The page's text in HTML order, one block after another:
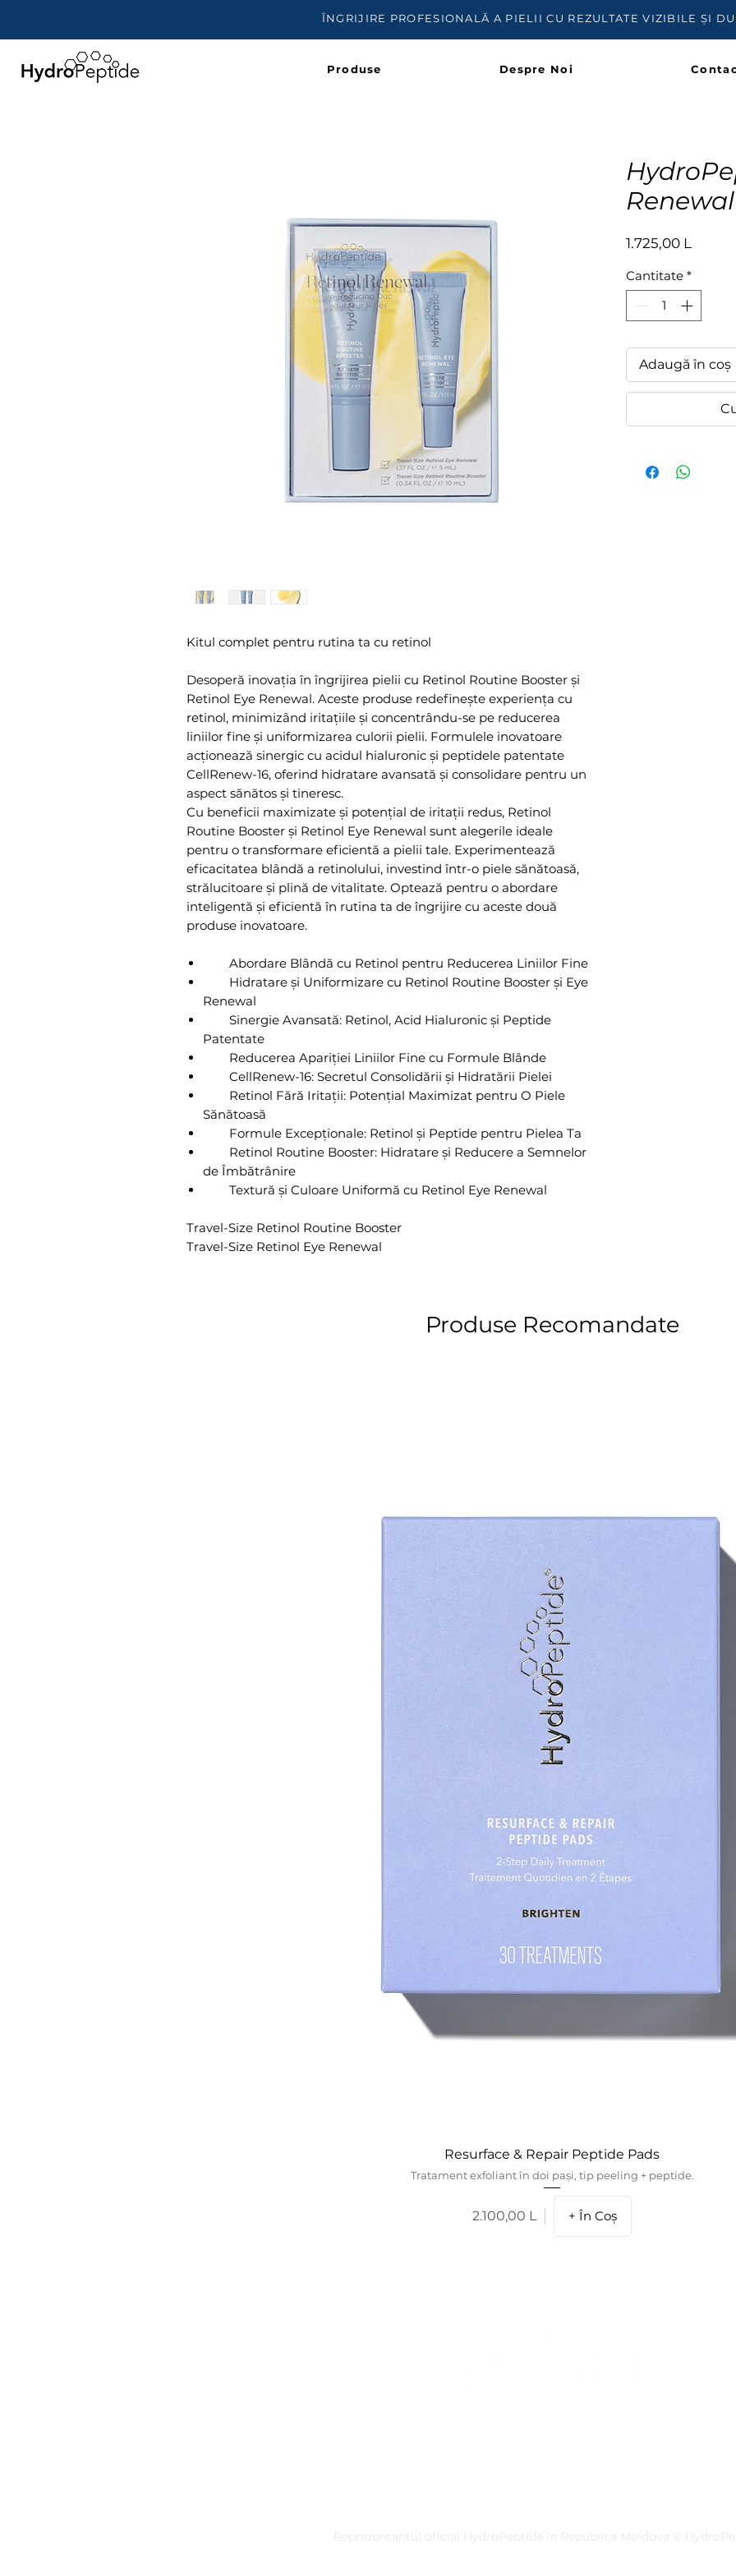
ÎNGRIJIRE PROFESIONALĂ A PIELII CU REZULTATE VIZIBILE ȘI
Produse Despre Noi
Kitul complet pentru rutina ta cu retinol
Desoperă inovația în îngrijirea pielii cu Retinol Routine Booster și
Retinol Eye Renewal. Aceste produse redefinește experiența cu
retinol, minimizând iritațiile și concentrându-se pe reducerea
liniilor fine și uniformizarea culorii pielii. Formulele inovatoare
acționează sinergic cu acidul hialuronic și peptidele patentate
CellRenew-16, oferind hidratare avansată și consolidare pentru un
aspect sănătos și tineresc.
Cu beneficii maximizate și potențial de iritații redus, Retinol
Routine Booster și Retinol Eye Renewal sunt alegerile ideale
pentru o transformare eficientă a pielii tale. Experimentează
eficacitatea blândă a retinolului, investind într-o piele sănătoasă,
strălucitoare și plină de vitalitate. Optează pentru o abordare
inteligentă și eficientă în rutina ta de îngrijire cu aceste două
produse inovatoare.
Abordare Blândă cu Retinol pentru Reducerea Liniilor Fine
Hidratare și Uniformizare cu Retinol Routine Booster și Eye
Renewal
Sinergie Avansată: Retinol, Acid Hialuronic și Peptide
Patentate
Reducerea Apariției Liniilor Fine cu Formule Blânde
CellRenew-16: Secretul Consolidării și Hidratării Pielei
Retinol Fără Iritații: Potențial Maximizat pentru O Piele
Sănătoasă
Formule Excepționale: Retinol și Peptide pentru Pielea Ta
Retinol Routine Booster: Hidratare și Reducere a Semnelor
de Îmbătrânire
Textură și Culoare Uniformă cu Retinol Eye Renewal
Travel-Size Retinol Routine Booster
Travel-Size Retinol Eye Renewal
1.725,00 L
Cantitate *
Adaugă în coș
Produse Recomandate
Resurface & Repair Peptide Pads
Tratament exfoliant în doi pași, tip peeling + peptide.
Preț
2.100,00 L + În Coș